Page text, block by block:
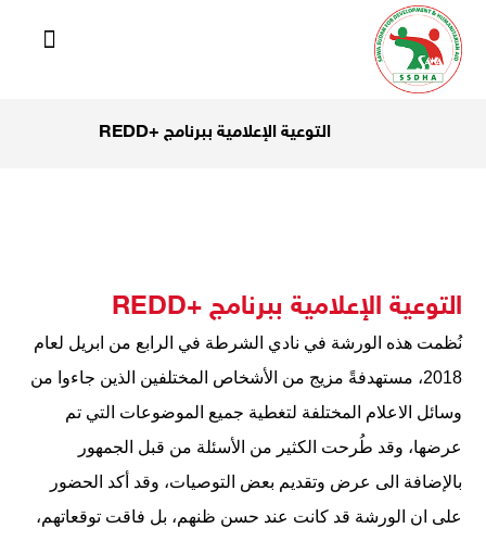
التوعية الإعلامية ببرنامج +REDD
التوعية الإعلامية ببرنامج +REDD
نُظمت هذه الورشة في نادي الشرطة في الرابع من ابريل لعام
2018، مستهدفةً مزيج من الأشخاص المختلفين الذين جاءوا من
وسائل الاعلام المختلفة لتغطية جميع الموضوعات التي تم
عرضها، وقد طُرحت الكثير من الأسئلة من قبل الجمهور
بالإضافة الى عرض وتقديم بعض التوصيات، وقد أكد الحضور
على ان الورشة قد كانت عند حسن ظنهم، بل فاقت توقعاتهم،